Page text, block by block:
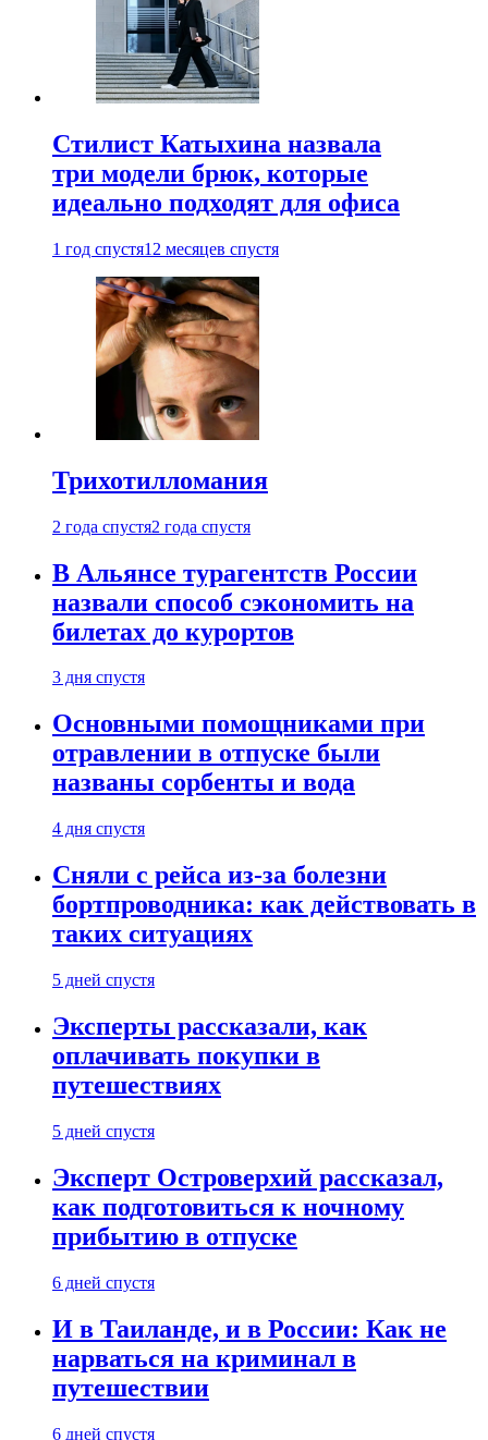
Стилист Катыхина назвала
три модели брюк, которые
идеально подходят для офиса
1 год спустя12 месяцев спустя
Трихотилломания
2 года спустя2 года спустя
В Альянсе турагентств России
назвали способ сэкономить на
билетах до курортов
3 дня спустя
Основными помощниками при
отравлении в отпуске были
названы сорбенты и вода
4 дня спустя
Сняли с рейса из-за болезни
бортпроводника: как действовать в
таких ситуациях
5 дней спустя
Эксперты рассказали, как
оплачивать покупки в
путешествиях
5 дней спустя
Эксперт Островерхий рассказал,
как подготовиться к ночному
прибытию в отпуске
6 дней спустя
И в Таиланде, и в России: Как не
нарваться на криминал в
путешествии
6 дней спустя